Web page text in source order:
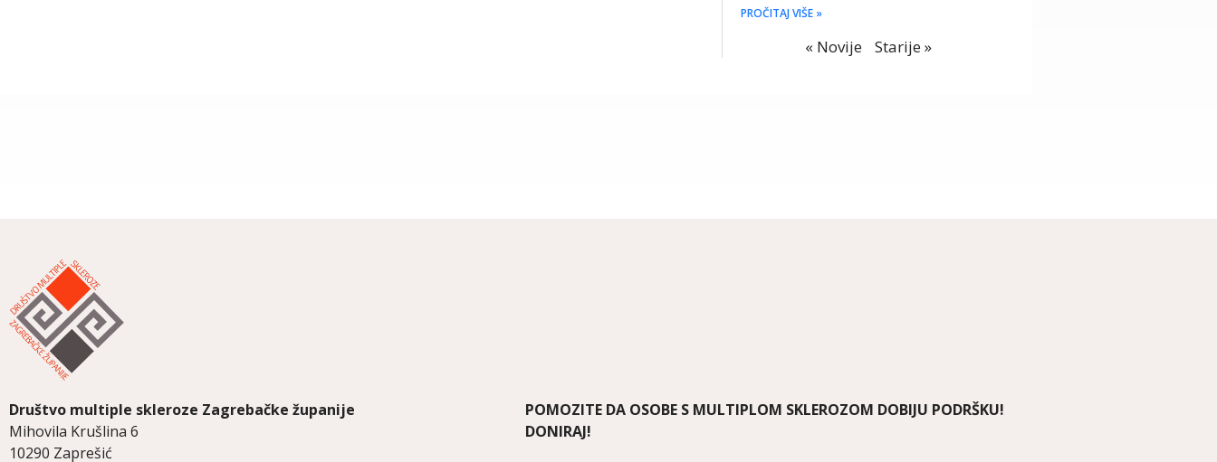
PROČITAJ VIŠE »
« Novije Starije »
Društvo multiple skleroze Zagrebačke županije
Mihovila Krušlina 6
10290 Zaprešić
POMOZITE DA OSOBE S MULTIPLOM SKLEROZOM DOBIJU PODRŠKU!
DONIRAJ!